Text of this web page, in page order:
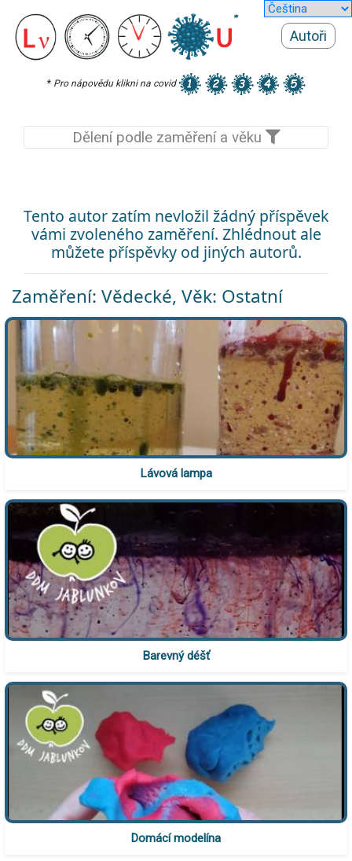
Autoři
* Pro nápovědu klikni na covid
Dělení podle zaměření a věku
Tento autor zatím nevložil žádný příspěvek
vámi zvoleného zaměření. Zhlédnout ale
můžete příspěvky od jiných autorů.
Zaměření: Vědecké, Věk: Ostatní
Lávová lampa
Barevný déšť
Domácí modelína